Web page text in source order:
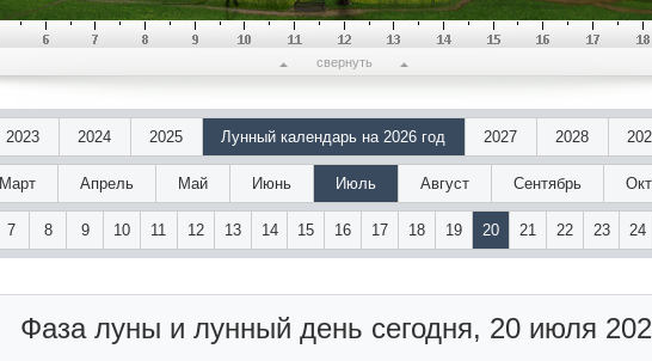
свернуть
2023 2024 2025 Лунный календарь на 2026 год 2027 2028
Март Апрель Май Июнь Июль Август Сентябрь
7 8 9 10 11 12 13 14 15 16 17 18 19 20 21 22 23 24
Фаза луны и лунный день сегодня, 20 июля